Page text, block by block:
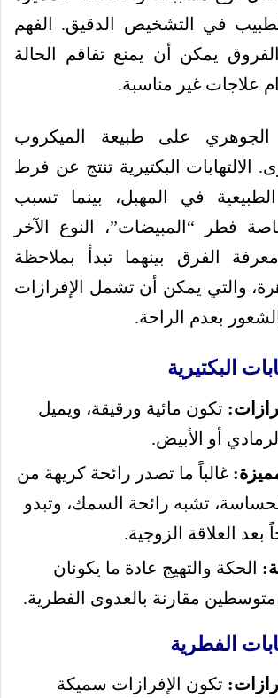
في التشخيص الدقيق. الفهم
يمكن أن يمنع تفاقم الحالة
علاجات غير مناسبة.
الجوهري على طبيعة الميكروب
الالتهابات البكتيرية تنتج عن فرط
الطبيعية في المهبل، بينما تسبب
فطر “المبيضات”، النوع الآخر
الفرق بينهما تبدأ بملاحظة
والتي يمكن أن تشمل الإفرازات
بعدم الراحة.
البكتيرية
تكون مائية ورقيقة، ويميل
أو الأبيض.
غالباً ما تصدر رائحة كريهة من
تشبه رائحة السمك، وتبدو
بعد العلاقة الزوجية.
الحكة والتهيج عادة ما يكونان
مقارنة بالعدوى الفطرية.
الفطرية
تكون الإفرازات سميكة